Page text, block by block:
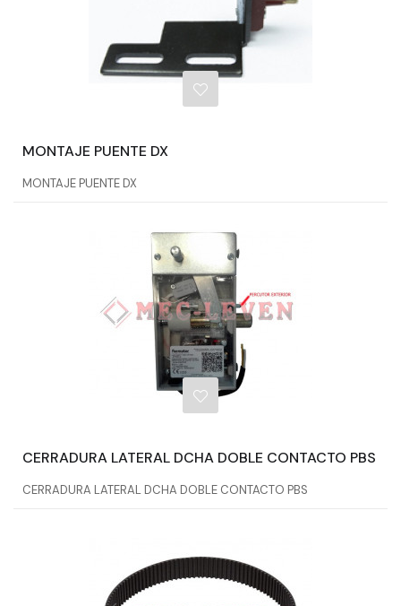
MONTAJE PUENTE DX
MONTAJE PUENTE DX
CERRADURA LATERAL DCHA DOBLE CONTACTO PBS
CERRADURA LATERAL DCHA DOBLE CONTACTO PBS